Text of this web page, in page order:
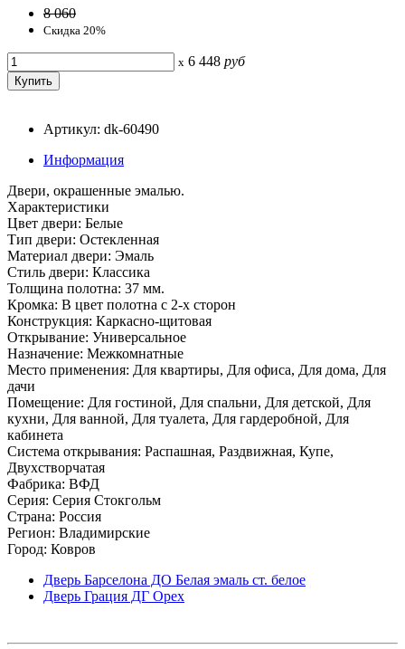
8 060
Скидка 20%
x 6 448 руб
Артикул: dk-60490
Информация
Двери, окрашенные эмалью.
Характеристики
Цвет двери: Белые
Тип двери: Остекленная
Материал двери: Эмаль
Стиль двери: Классика
Толщина полотна: 37 мм.
Кромка: В цвет полотна с 2-х сторон
Конструкция: Каркасно-щитовая
Открывание: Универсальное
Назначение: Межкомнатные
Место применения: Для квартиры, Для офиса, Для дома, Для
дачи
Помещение: Для гостиной, Для спальни, Для детской, Для
кухни, Для ванной, Для туалета, Для гардеробной, Для
кабинета
Система открывания: Распашная, Раздвижная, Купе,
Двухстворчатая
Фабрика: ВФД
Серия: Серия Стокгольм
Страна: Россия
Регион: Владимирские
Город: Ковров
Дверь Барселона ДO Белая эмаль ст. белое
Дверь Грация ДГ Орех